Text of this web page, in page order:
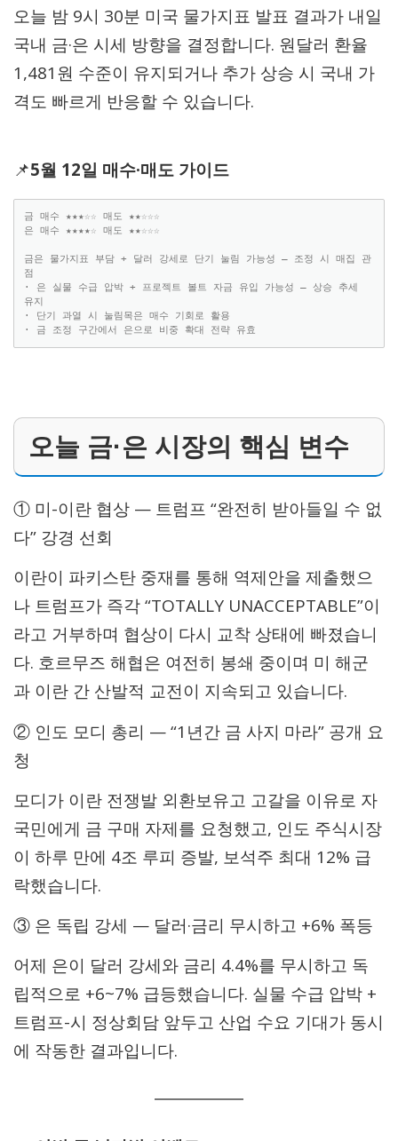
오늘 밤 9시 30분 미국 물가지표 발표 결과가 내일
국내 금·은 시세 방향을 결정합니다. 원달러 환율
1,481원 수준이 유지되거나 추가 상승 시 국내 가
격도 빠르게 반응할 수 있습니다.
📌5월 12일 매수·매도 가이드
금 매수 ★★★☆☆ 매도 ★★☆☆☆
은 매수 ★★★★☆ 매도 ★★☆☆☆
금은 물가지표 부담 + 달러 강세로 단기 눌림 가능성 — 조정 시 매집 관
점
· 은 실물 수급 압박 + 프로젝트 볼트 자금 유입 가능성 — 상승 추세
유지
· 단기 과열 시 눌림목은 매수 기회로 활용
· 금 조정 구간에서 은으로 비중 확대 전략 유효
오늘 금·은 시장의 핵심 변수
① 미-이란 협상 — 트럼프 “완전히 받아들일 수 없
다” 강경 선회
이란이 파키스탄 중재를 통해 역제안을 제출했으
나 트럼프가 즉각 “TOTALLY UNACCEPTABLE”이
라고 거부하며 협상이 다시 교착 상태에 빠졌습니
다. 호르무즈 해협은 여전히 봉쇄 중이며 미 해군
과 이란 간 산발적 교전이 지속되고 있습니다.
② 인도 모디 총리 — “1년간 금 사지 마라” 공개 요
청
모디가 이란 전쟁발 외환보유고 고갈을 이유로 자
국민에게 금 구매 자제를 요청했고, 인도 주식시장
이 하루 만에 4조 루피 증발, 보석주 최대 12% 급
락했습니다.
③ 은 독립 강세 — 달러·금리 무시하고 +6% 폭등
어제 은이 달러 강세와 금리 4.4%를 무시하고 독
립적으로 +6~7% 급등했습니다. 실물 수급 압박 +
트럼프-시 정상회담 앞두고 산업 수요 기대가 동시
에 작동한 결과입니다.